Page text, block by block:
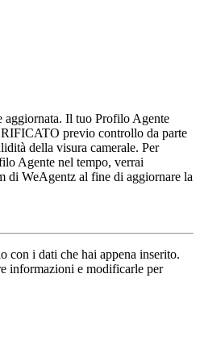
aggiornata. Il tuo Profilo Agente
previo controllo da parte
della visura camerale. Per
Agente nel tempo, verrai
di WeAgentz al fine di aggiornare la
con i dati che hai appena inserito.
informazioni e modificarle per